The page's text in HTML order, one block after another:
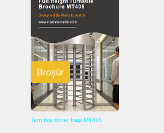
Tam boy döner kapı MT405
Broşür